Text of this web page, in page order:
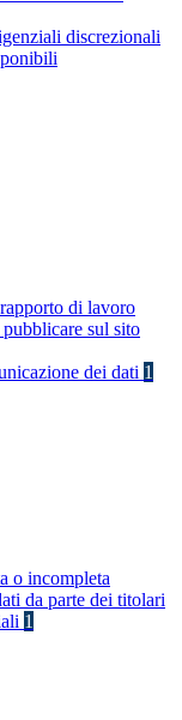
discrezionali
di lavoro
sul sito
dei dati 1
o incompleta
da parte dei titolari
1